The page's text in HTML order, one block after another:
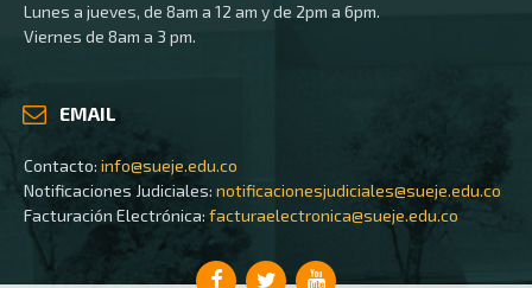
Lunes a jueves, de 8am a 12 am y de 2pm a 6pm.
Viernes de 8am a 3 pm.
EMAIL
Contacto: info@sueje.edu.co
Notificaciones Judiciales: notificacionesjudiciales@sueje.edu.co
Facturación Electrónica: facturaelectronica@sueje.edu.co